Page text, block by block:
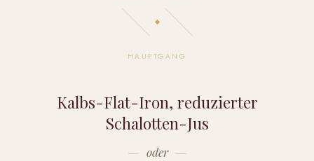
HAUPTGANG
Kalbs-Flat-Iron, reduzierter
Schalotten-Jus
oder